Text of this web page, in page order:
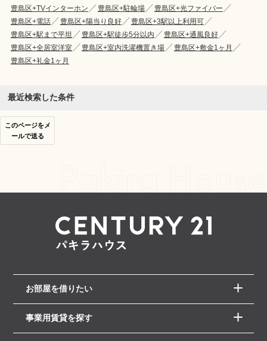
豊島区+TVインターホン
豊島区+駐輪場
豊島区+光ファイバー
豊島区+電話
豊島区+陽当り良好
豊島区+3駅以上利用可
豊島区+駅まで平坦
豊島区+駅徒歩5分以内
豊島区+通風良好
豊島区+全居室洋室
豊島区+室内洗濯機置き場
豊島区+敷金1ヶ月
豊島区+礼金1ヶ月
最近検索した条件
このページをメ
ールで送る
お部屋を借りたい
事業用賃貸を探す